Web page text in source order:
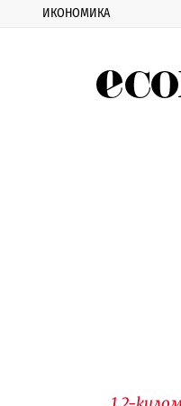
ИКОНОМИКА